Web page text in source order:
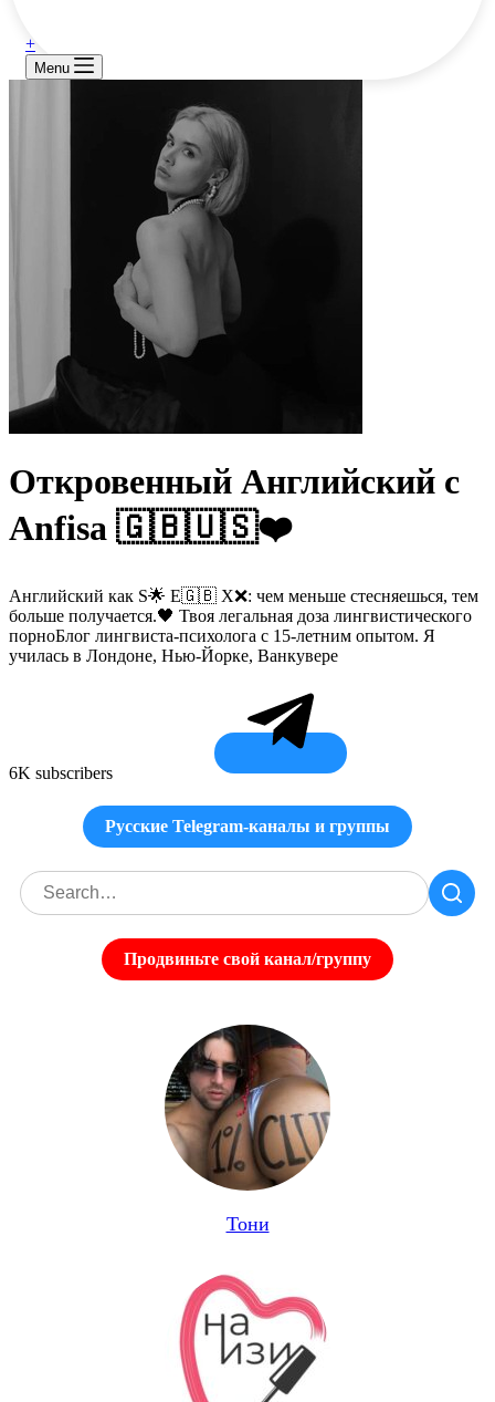
+
Menu
Откровенный Английский с
Anfisa 🇬🇧🇺🇸❤️
Английский как S🌟 E🇬🇧 X❌: чем меньше стесняешься, тем
больше получается.🖤 Твоя легальная доза лингвистического
порноБлог лингвиста-психолога с 15-летним опытом. Я
училась в Лондоне, Нью-Йорке, Ванкувере
6K subscribers
Русские Telegram-каналы и группы
Продвиньте свой канал/группу
Тони